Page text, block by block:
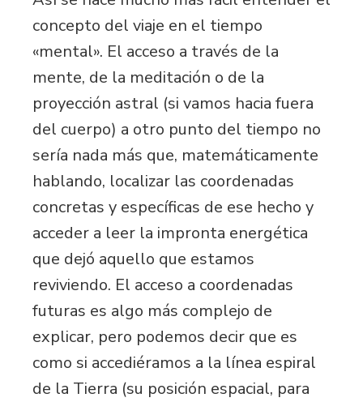
concepto del viaje en el tiempo
«mental». El acceso a través de la
mente, de la meditación o de la
proyección astral (si vamos hacia fuera
del cuerpo) a otro punto del tiempo no
sería nada más que, matemáticamente
hablando, localizar las coordenadas
concretas y específicas de ese hecho y
acceder a leer la impronta energética
que dejó aquello que estamos
reviviendo. El acceso a coordenadas
futuras es algo más complejo de
explicar, pero podemos decir que es
como si accediéramos a la línea espiral
de la Tierra (su posición espacial, para